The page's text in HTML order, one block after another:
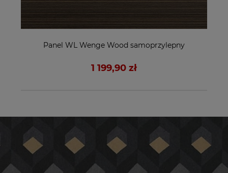
Panel WL Wenge Wood samoprzylepny
1 199,90 zł